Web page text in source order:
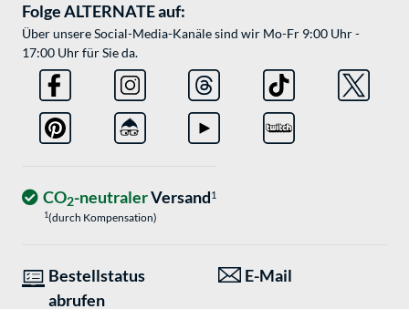
Folge ALTERNATE auf:
Über unsere Social-Media-Kanäle sind wir Mo-Fr 9:00 Uhr -
17:00 Uhr für Sie da.
CO2-neutralerVersand1
1(durch Kompensation)
Bestellstatus
abrufen
E-Mail